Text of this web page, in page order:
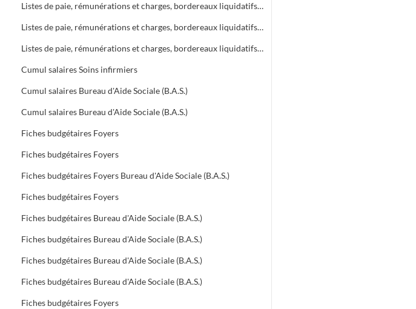
Listes de paie, rémunérations et charges, bordereaux liquidatifs Soins infirmiers
Listes de paie, rémunérations et charges, bordereaux liquidatifs Bureau d'Aide Sociale (B.A.S.)
Listes de paie, rémunérations et charges, bordereaux liquidatifs Foyers
Cumul salaires Soins infirmiers
Cumul salaires Bureau d'Aide Sociale (B.A.S.)
Cumul salaires Bureau d'Aide Sociale (B.A.S.)
Fiches budgétaires Foyers
Fiches budgétaires Foyers
Fiches budgétaires Foyers Bureau d'Aide Sociale (B.A.S.)
Fiches budgétaires Foyers
Fiches budgétaires Bureau d'Aide Sociale (B.A.S.)
Fiches budgétaires Bureau d'Aide Sociale (B.A.S.)
Fiches budgétaires Bureau d'Aide Sociale (B.A.S.)
Fiches budgétaires Bureau d'Aide Sociale (B.A.S.)
Fiches budgétaires Foyers